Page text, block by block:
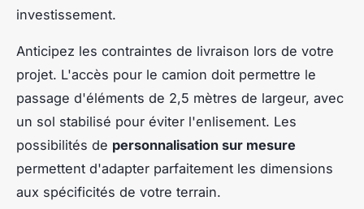
investissement.
Anticipez les contraintes de livraison lors de votre
projet. L'accès pour le camion doit permettre le
passage d'éléments de 2,5 mètres de largeur, avec
un sol stabilisé pour éviter l'enlisement. Les
possibilités de personnalisation sur mesure
permettent d'adapter parfaitement les dimensions
aux spécificités de votre terrain.